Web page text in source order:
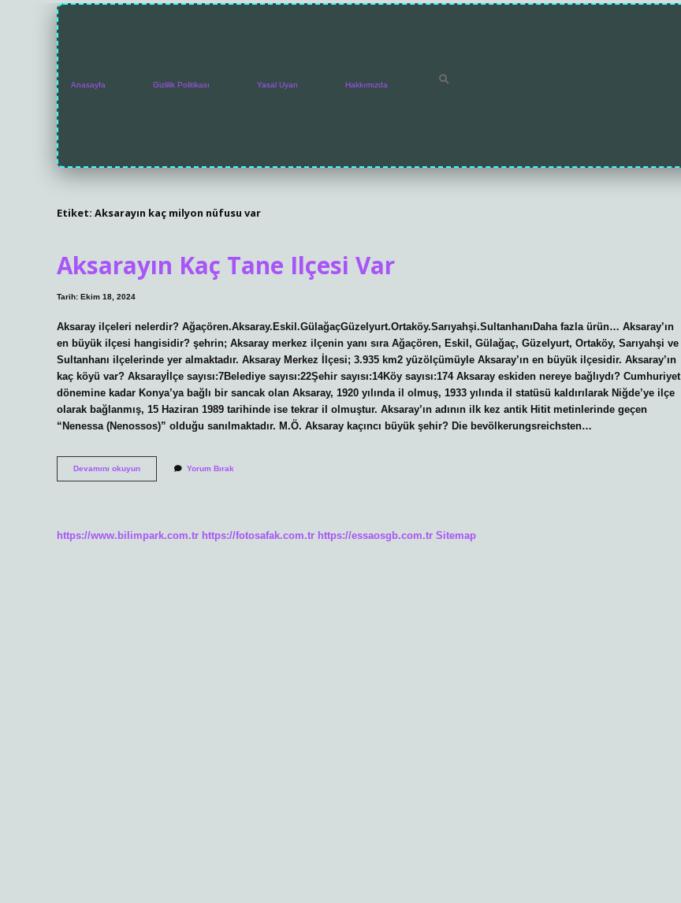
Anasayfa Gizlilik Politikası Yasal Uyarı Hakkımızda
Etiket: Aksarayın kaç milyon nüfusu var
Aksarayın Kaç Tane Ilçesi Var
Tarih: Ekim 18, 2024
Aksaray ilçeleri nelerdir? Ağaçören.Aksaray.Eskil.GülağaçGüzelyurt.Ortaköy.Sarıyahşi.SultanhanıDaha fazla ürün… Aksaray’ın
en büyük ilçesi hangisidir? şehrin; Aksaray merkez ilçenin yanı sıra Ağaçören, Eskil, Gülağaç, Güzelyurt, Ortaköy, Sarıyahşi ve
Sultanhanı ilçelerinde yer almaktadır. Aksaray Merkez İlçesi; 3.935 km2 yüzölçümüyle Aksaray’ın en büyük ilçesidir. Aksaray’ın
kaç köyü var? Aksarayİlçe sayısı:7Belediye sayısı:22Şehir sayısı:14Köy sayısı:174 Aksaray eskiden nereye bağlıydı? Cumhuriyet
dönemine kadar Konya’ya bağlı bir sancak olan Aksaray, 1920 yılında il olmuş, 1933 yılında il statüsü kaldırılarak Niğde’ye ilçe
olarak bağlanmış, 15 Haziran 1989 tarihinde ise tekrar il olmuştur. Aksaray’ın adının ilk kez antik Hitit metinlerinde geçen
“Nenessa (Nenossos)” olduğu sanılmaktadır. M.Ö. Aksaray kaçıncı büyük şehir? Die bevölkerungsreichsten…
Devamını okuyunAksarayın
Kaç
Yorum Bırak
https://www.bilimpark.com.tr https://fotosafak.com.tr https://essaosgb.com.tr Sitemap